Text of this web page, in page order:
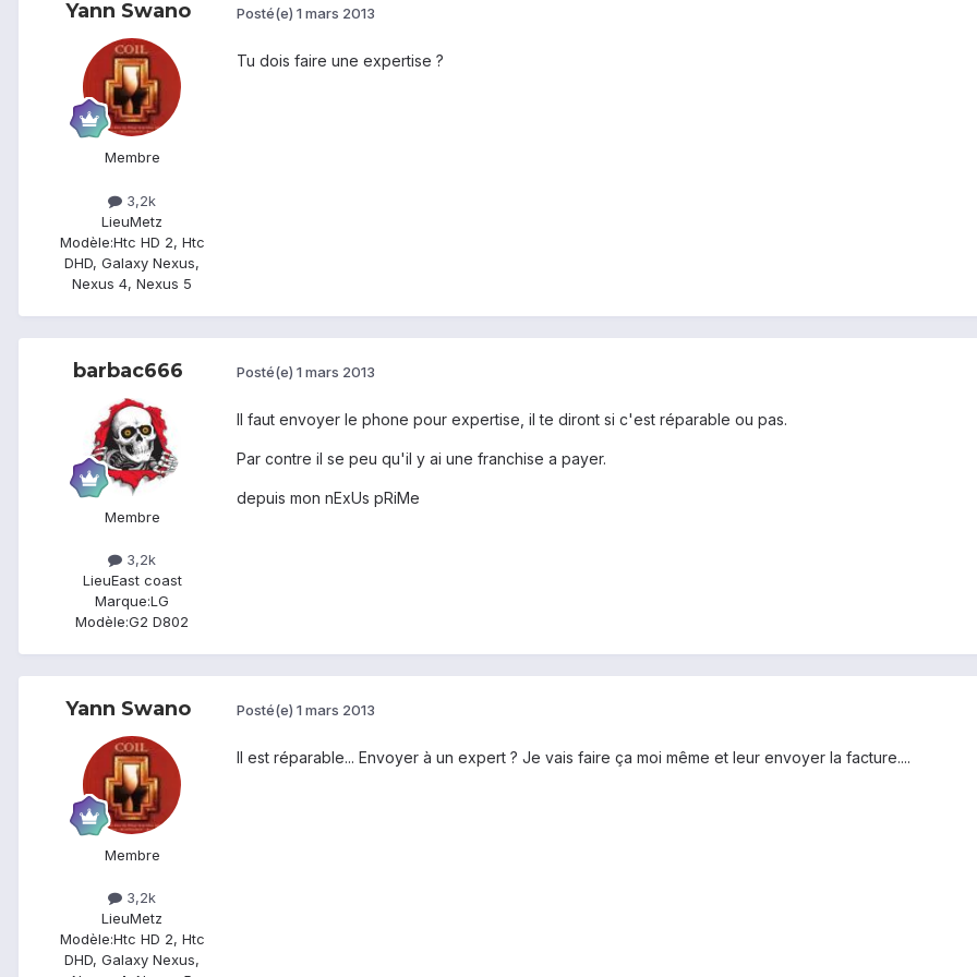
Yann Swano
Membre
3,2k
LieuMetz
Modèle:Htc HD 2, Htc
DHD, Galaxy Nexus,
Nexus 4, Nexus 5
Posté(e) 1 mars 2013
Tu dois faire une expertise ?
barbac666
Membre
3,2k
LieuEast coast
Marque:LG
Modèle:G2 D802
Posté(e) 1 mars 2013
Il faut envoyer le phone pour expertise, il te diront si c'est réparable ou pas.
Par contre il se peu qu'il y ai une franchise a payer.
depuis mon nExUs pRiMe
Yann Swano
Membre
3,2k
LieuMetz
Modèle:Htc HD 2, Htc
DHD, Galaxy Nexus,
Posté(e) 1 mars 2013
Il est réparable... Envoyer à un expert ? Je vais faire ça moi même et leur envoyer la facture....